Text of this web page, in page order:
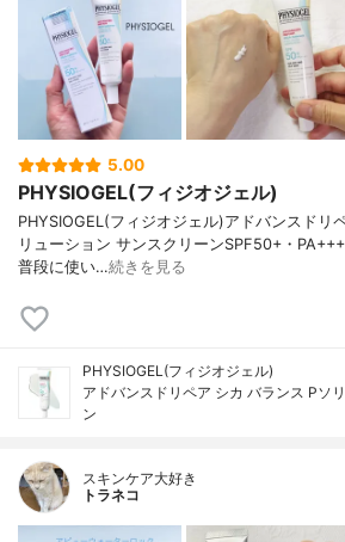
5.00
PHYSIOGEL(フィジオジェル)
PHYSIOGEL(フィジオジェル)アドバンスドリ
リューション サンスクリーンSPF50+・
普段に使い…続きを見る
PHYSIOGEL(フィジオジェル)
アドバンスドリペア シカ バランス Pソ
ン
スキンケア大好き
トラネコ